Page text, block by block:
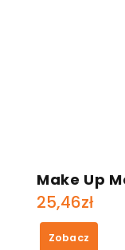
Make Up
25,46zł
Zobacz